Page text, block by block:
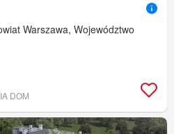
Warszawa, Województwo
DOM